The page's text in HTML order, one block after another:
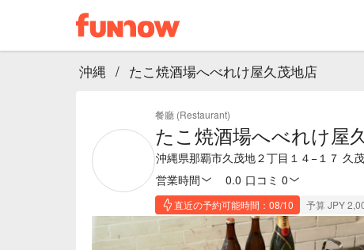
沖縄 / たこ焼酒場へべれけ屋久茂地店
餐廳 (Restaurant)
たこ焼酒場へべれけ屋
沖縄県那覇市久茂地２丁目１４−１７ 久
営業時間
0.0 口コミ 0
直近の予約可能時間：08/10 予算 JPY